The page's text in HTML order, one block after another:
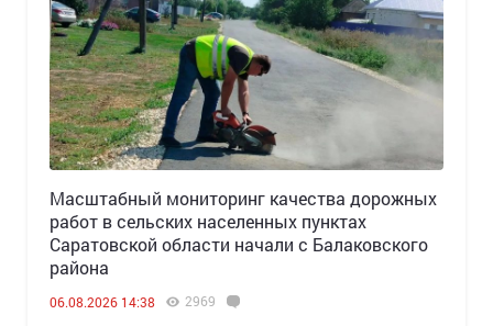
Масштабный мониторинг качества дорожных
работ в сельских населенных пунктах
Саратовской области начали с Балаковского
района
06.08.2026 14:38 2969